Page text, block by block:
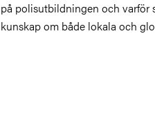
på polisutbildningen och varför
kunskap om både lokala och